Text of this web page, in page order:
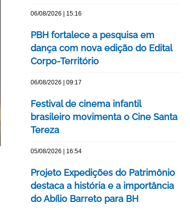
06/08/2026 | 15:16
PBH fortalece a pesquisa em
dança com nova edição do Edital
Corpo-Território
06/08/2026 | 09:17
Festival de cinema infantil
brasileiro movimenta o Cine Santa
Tereza
05/08/2026 | 16:54
Projeto Expedições do Patrimônio
destaca a história e a importância
do Abílio Barreto para BH